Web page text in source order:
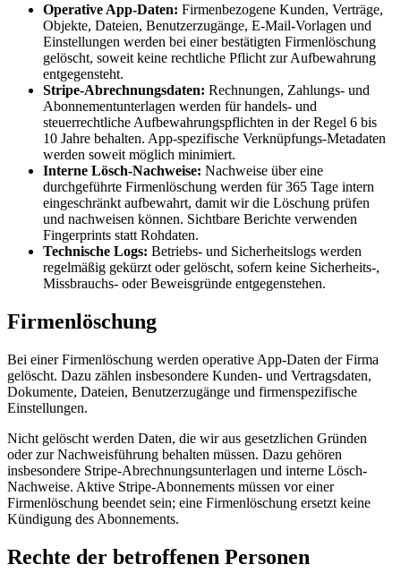
Operative App-Daten: Firmenbezogene Kunden, Verträge,
Objekte, Dateien, Benutzerzugänge, E-Mail-Vorlagen und
Einstellungen werden bei einer bestätigten Firmenlöschung
gelöscht, soweit keine rechtliche Pflicht zur Aufbewahrung
entgegensteht.
Stripe-Abrechnungsdaten: Rechnungen, Zahlungs- und
Abonnementunterlagen werden für handels- und
steuerrechtliche Aufbewahrungspflichten in der Regel 6 bis
10 Jahre behalten. App-spezifische Verknüpfungs-Metadaten
werden soweit möglich minimiert.
Interne Lösch-Nachweise: Nachweise über eine
durchgeführte Firmenlöschung werden für 365 Tage intern
eingeschränkt aufbewahrt, damit wir die Löschung prüfen
und nachweisen können. Sichtbare Berichte verwenden
Fingerprints statt Rohdaten.
Technische Logs: Betriebs- und Sicherheitslogs werden
regelmäßig gekürzt oder gelöscht, sofern keine Sicherheits-,
Missbrauchs- oder Beweisgründe entgegenstehen.
Firmenlöschung
Bei einer Firmenlöschung werden operative App-Daten der Firma
gelöscht. Dazu zählen insbesondere Kunden- und Vertragsdaten,
Dokumente, Dateien, Benutzerzugänge und firmenspezifische
Einstellungen.
Nicht gelöscht werden Daten, die wir aus gesetzlichen Gründen
oder zur Nachweisführung behalten müssen. Dazu gehören
insbesondere Stripe-Abrechnungsunterlagen und interne Lösch-
Nachweise. Aktive Stripe-Abonnements müssen vor einer
Firmenlöschung beendet sein; eine Firmenlöschung ersetzt keine
Kündigung des Abonnements.
Rechte der betroffenen Personen